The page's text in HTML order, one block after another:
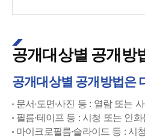
공개대상별 공개방
공개대상별 공개방법은
문서·도면·사진 등 : 열람 또는
필름·테이프 등 : 시청 또는 인
마이크로필름·슬라이드 등 : 시